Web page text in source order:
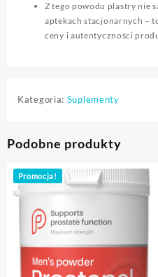
Z tego powodu plastry nie
aptekach stacjonarnych –
ceny i autentyczności
Kategoria: Suplementy
Podobne produkty
Promocja!